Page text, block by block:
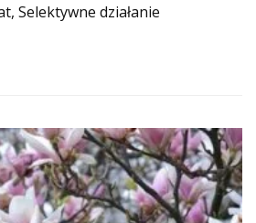
Selektywne działanie